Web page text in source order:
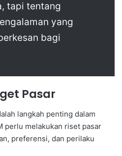
tapi tentang
yang
bagi
Pasar
langkah penting dalam
perlu melakukan riset pasar
preferensi, dan perilaku